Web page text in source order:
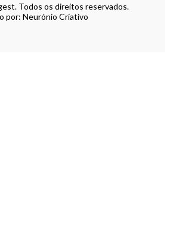
Todos os direitos reservados.
por: Neurónio Criativo